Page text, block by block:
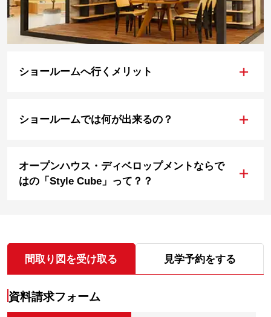
ショールームへ行くメリット +
ショールームでは何が出来るの？ +
オープンハウス・ディベロップメントならで
はの「Style Cube」って？？
+
間取り図を受け取る 見学予約をする
資料請求フォーム